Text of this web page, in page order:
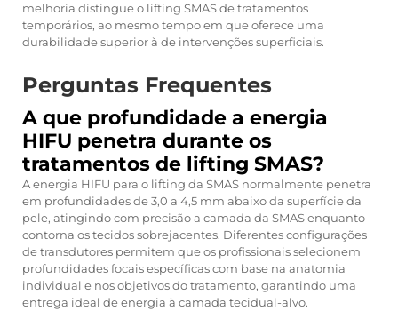
melhoria distingue o lifting SMAS de tratamentos
temporários, ao mesmo tempo em que oferece uma
durabilidade superior à de intervenções superficiais.
Perguntas Frequentes
A que profundidade a energia
HIFU penetra durante os
tratamentos de lifting SMAS?
A energia HIFU para o lifting da SMAS normalmente penetra
em profundidades de 3,0 a 4,5 mm abaixo da superfície da
pele, atingindo com precisão a camada da SMAS enquanto
contorna os tecidos sobrejacentes. Diferentes configurações
de transdutores permitem que os profissionais selecionem
profundidades focais específicas com base na anatomia
individual e nos objetivos do tratamento, garantindo uma
entrega ideal de energia à camada tecidual-alvo.